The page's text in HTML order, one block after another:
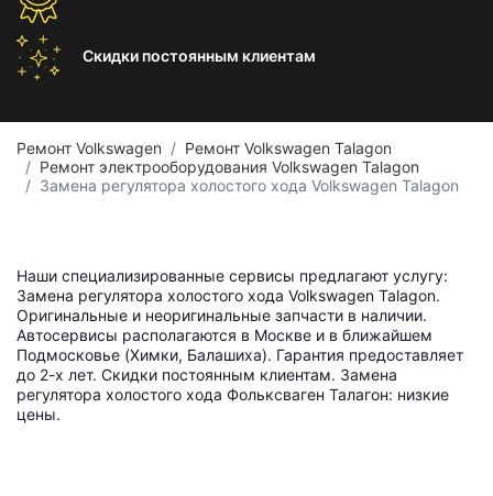
Скидки постоянным клиентам
Ремонт Volkswagen
Ремонт Volkswagen Talagon
Ремонт электрооборудования Volkswagen Talagon
Замена регулятора холостого хода Volkswagen Talagon
Наши специализированные сервисы предлагают услугу:
Замена регулятора холостого хода Volkswagen Talagon.
Оригинальные и неоригинальные запчасти в наличии.
Автосервисы располагаются в Москве и в ближайшем
Подмосковье (Химки, Балашиха). Гарантия предоставляет
до 2-х лет. Скидки постоянным клиентам. Замена
регулятора холостого хода Фольксваген Талагон: низкие
цены.